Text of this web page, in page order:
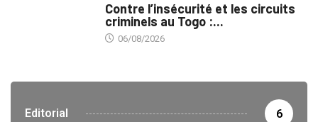
Contre l’insécurité et les circuits
criminels au Togo :...
06/08/2026
Editorial 6